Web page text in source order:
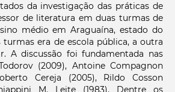
da investigação das práticas de
de literatura em duas turmas de
médio em Araguaína, estado do
turmas era de escola pública, a outra
A discussão foi fundamentada nas
(2009), Antoine Compagnon
Cereja (2005), Rildo Cosson
M. Leite (1983). Dentre os